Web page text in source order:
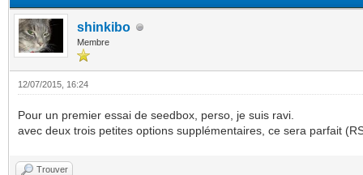
shinkibo
Membre
12/07/2015, 16:24
Pour un premier essai de seedbox, perso, je suis ravi.
avec deux trois petites options supplémentaires, ce sera parfait
Trouver